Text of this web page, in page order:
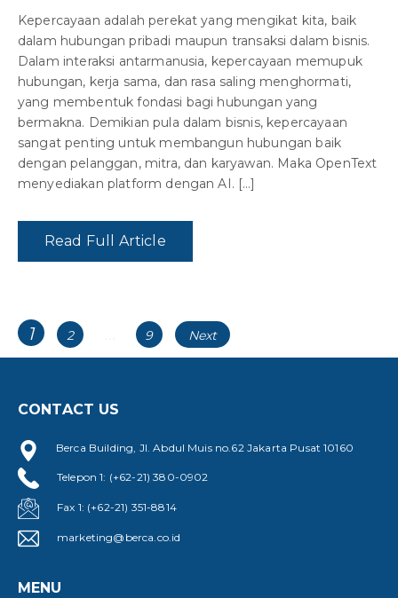
Kepercayaan adalah perekat yang mengikat kita, baik
dalam hubungan pribadi maupun transaksi dalam bisnis.
Dalam interaksi antarmanusia, kepercayaan memupuk
hubungan, kerja sama, dan rasa saling menghormati,
yang membentuk fondasi bagi hubungan yang
bermakna. Demikian pula dalam bisnis, kepercayaan
sangat penting untuk membangun hubungan baik
dengan pelanggan, mitra, dan karyawan. Maka OpenText
menyediakan platform dengan AI. […]
Read Full Article
Posts
navigation
Page
1 Page
2 Page
9 Next
CONTACT US
Berca Building, Jl. Abdul Muis no.62 Jakarta Pusat 10160
Telepon 1: (+62-21) 380-0902
Fax 1: (+62-21) 351-8814
marketing@berca.co.id
MENU